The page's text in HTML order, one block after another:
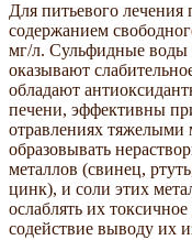
Для питьевого
содержанием
мг/л. Сульфидные
оказывают
обладают
печени, эффективны
отравлениях тяжелыми
образовывать
металлов (свинец,
цинк), и соли этих
ослаблять их
содействие выводу их